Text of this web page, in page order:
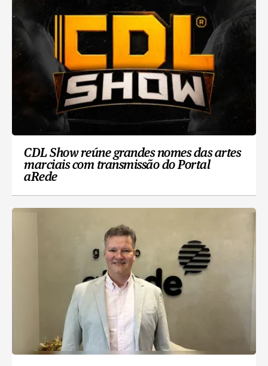
CDL Show reúne grandes nomes das artes
marciais com transmissão do Portal
aRede